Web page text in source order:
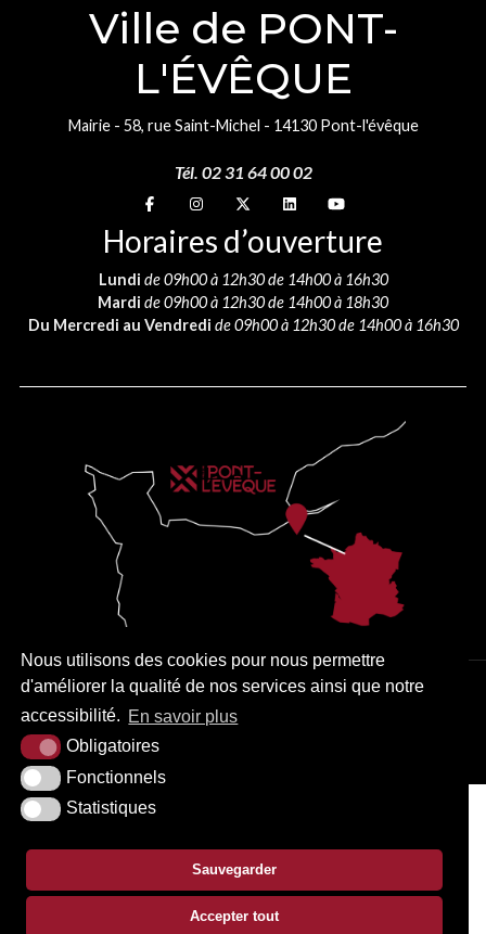
Nous utilisons des cookies pour nous permettre
d'améliorer la qualité de nos services ainsi que notre
accessibilité. En savoir plus
Obligatoires
Fonctionnels
Statistiques
Sauvegarder
Accepter tout
Ville de PONT-
L'ÉVÊQUE
Mairie - 58, rue Saint-Michel - 14130 Pont-l'évêque
Tél. 02 31 64 00 02
Suivez-nous sur
Suivez-nous sur
Suivez-nous sur
Suivez-nous sur
Suivez-nous sur
Horaires d’ouverture
Lundi de 09h00 à 12h30 de 14h00 à 16h30
Mardi de 09h00 à 12h30 de 14h00 à 18h30
Du Mercredi au Vendredi de 09h00 à 12h30 de 14h00 à 16h30
PLAN DU SITE MENTIONS LÉGALES ACCESSIBILITÉ